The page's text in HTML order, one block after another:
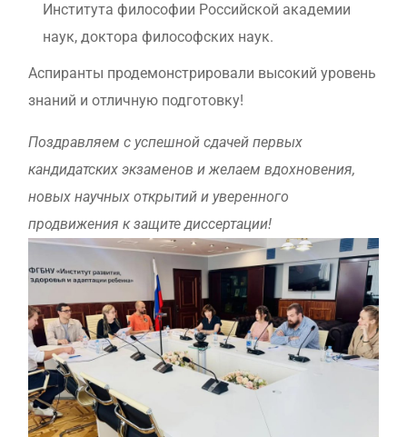
Института философии Российской академии
наук, доктора философских наук.
Аспиранты продемонстрировали высокий уровень
знаний и отличную подготовку!
Поздравляем с успешной сдачей первых
кандидатских экзаменов и желаем вдохновения,
новых научных открытий и уверенного
продвижения к защите диссертации!